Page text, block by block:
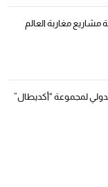
مشاريع مغاربة العالم
لمجموعة “أكديطال”